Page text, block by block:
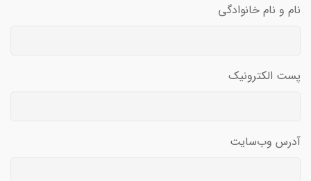
نام و نام خانوادگی
پست الکترونیک
آدرس وب‌سایت